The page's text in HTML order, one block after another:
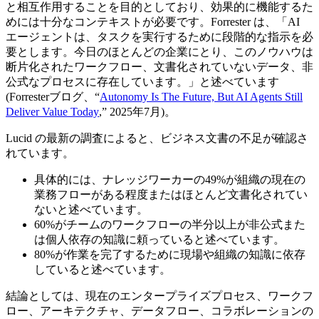
と相互作用することを目的としており、効果的に機能するた
めには十分なコンテキストが必要です。Forrester は、「AI
エージェントは、タスクを実行するために段階的な指示を必
要とします。今日のほとんどの企業にとり、このノウハウは
断片化されたワークフロー、文書化されていないデータ、非
公式なプロセスに存在しています。」と述べています
(Forresterブログ、“Autonomy Is The Future, But AI Agents Still
Deliver Value Today,” 2025年7月)。
Lucid の最新の調査によると、ビジネス文書の不足が確認さ
れています。
具体的には、ナレッジワーカーの49%が組織の現在の
業務フローがある程度またはほとんど文書化されてい
ないと述べています。
60%がチームのワークフローの半分以上が非公式また
は個人依存の知識に頼っていると述べています。
80%が作業を完了するために現場や組織の知識に依存
していると述べています。
結論としては、現在のエンタープライズプロセス、ワークフ
ロー、アーキテクチャ、データフロー、コラボレーションの